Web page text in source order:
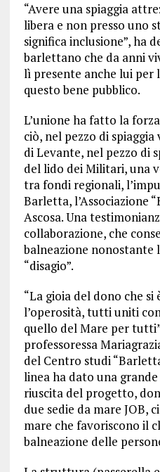
“Avere una spiaggia
libera e non presso uno
significa inclusione”, ha
barlettano che da anni
lì presente anche lui per
questo bene pubblico.
L’unione ha fatto la
ciò, nel pezzo di
di Levante, nel pezzo di
del lido dei Militari, una
tra fondi regionali,
Barletta, l’Associazione
Ascosa. Una
collaborazione, che
balneazione nonostante
“disagio”.
“La gioia del dono che si
l’operosità, tutti uniti
quello del Mare per
professoressa
del Centro studi
linea ha dato una
riuscita del progetto,
due sedie da mare JOB,
mare che favoriscono il
balneazione delle